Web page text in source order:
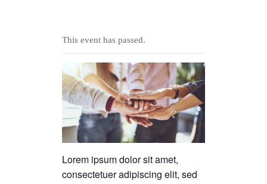
This event has passed.
Lorem ipsum dolor sit amet,
consectetuer adipiscing elit, sed